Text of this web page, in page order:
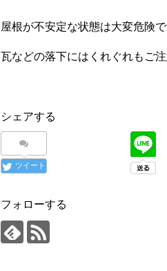
屋根が不安定な状態は大変危険で
瓦などの落下にはくれぐれもご注
シェアする
ツイート
フォローする